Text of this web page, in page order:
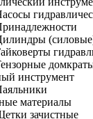
инструмент
материалы
зачистные